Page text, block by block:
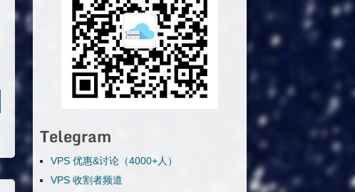
Telegram
VPS 优惠&讨论（4000+人）
VPS 收割者频道